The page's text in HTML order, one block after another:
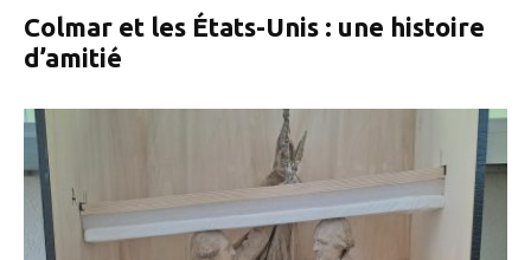
Colmar et les États-Unis : une histoire
d’amitié